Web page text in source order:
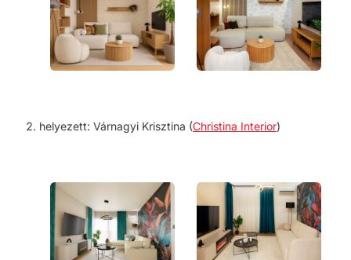
helyezett: Várnagyi Krisztina (Christina Interior)